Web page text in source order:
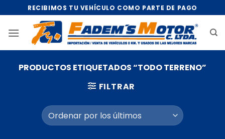
al
contenido
RECIBIMOS TU VEHÍCULO COMO PARTE DE PAGO
PRODUCTOS ETIQUETADOS “TODO TERRENO”
FILTRAR